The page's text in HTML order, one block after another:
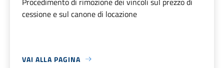
cessione e sul canone di locazione
VAI ALLA PAGINA